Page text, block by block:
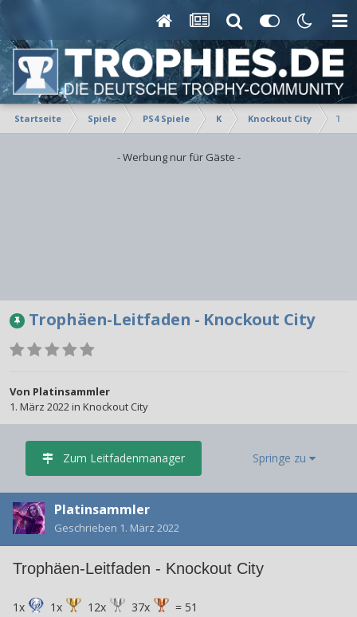
Startseite Spiele PS4 Spiele K Knockout City
- Werbung nur für Gäste -
Trophäen-Leitfaden - Knockout City
Von Platinsammler
1. März 2022in Knockout City
Zum Leitfadenmanager Springe zu
Platinsammler
Geschrieben 1. März 2022
Trophäen-Leitfaden - Knockout City
1x 1x 12x 37x
= 51